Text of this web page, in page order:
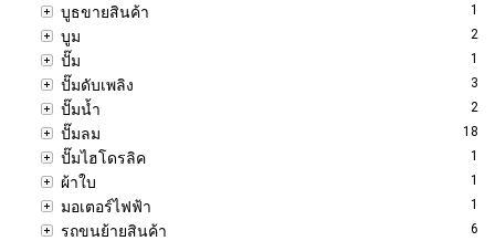
บูธขายสินค้า 1
บูม 2
ปั๊ม 1
ปั๊มดับเพลิง 3
ปั๊มน้ำ 2
ปั๊มลม 18
ปั๊มไฮโดรลิค 1
ผ้าใบ 1
มอเตอร์ไฟฟ้า 1
รถขนย้ายสินค้า 6